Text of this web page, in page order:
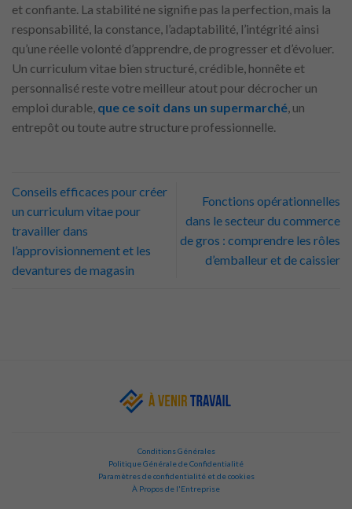
et confiante. La stabilité ne signifie pas la perfection, mais la
responsabilité, la constance, l’adaptabilité, l’intégrité ainsi
qu’une réelle volonté d’apprendre, de progresser et d’évoluer.
Un curriculum vitae bien structuré, crédible, honnête et
personnalisé reste votre meilleur atout pour décrocher un
emploi durable, que ce soit dans un supermarché , un
entrepôt ou toute autre structure professionnelle.
Conseils efficaces pour créer
un curriculum vitae pour
travailler dans
l’approvisionnement et les
devantures de magasin
Fonctions opérationnelles
dans le secteur du commerce
de gros : comprendre les rôles
d’emballeur et de caissier
Conditions Générales
Politique Générale de Confidentialité
Paramètres de confidentialité et de cookies
À Propos de l'Entreprise